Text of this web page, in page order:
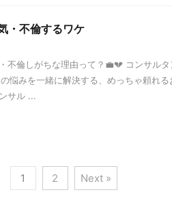
・不倫するワケ
不倫しがちな理由って？💼💔 コンサル
悩みを一緒に解決する、めっちゃ頼れ
サル ...
1 2 Next »